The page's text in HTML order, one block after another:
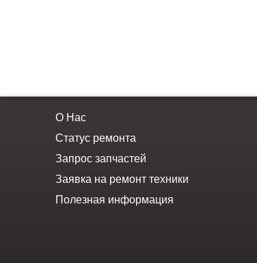
О Нас
Статус ремонта
Запрос запчастей
Заявка на ремонт техники
Полезная информация